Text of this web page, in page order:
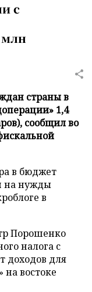
с
млн
страны в
1,4
сообщил во
в бюджет
на нужды
в
Порошенко
налога с
доходов для
востоке